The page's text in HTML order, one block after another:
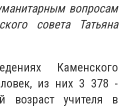
вопросам
совета Татьяна
Каменского
из них 3 378 -
возраст учителя в